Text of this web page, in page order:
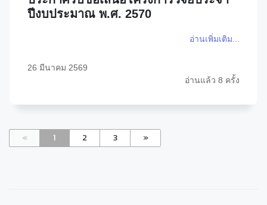
ปีงบประมาณ พ.ศ. 2570
อ่านเพิ่มเติม...
26 มีนาคม 2569
อ่านแล้ว 8 ครั้ง
« 1 2 3 »